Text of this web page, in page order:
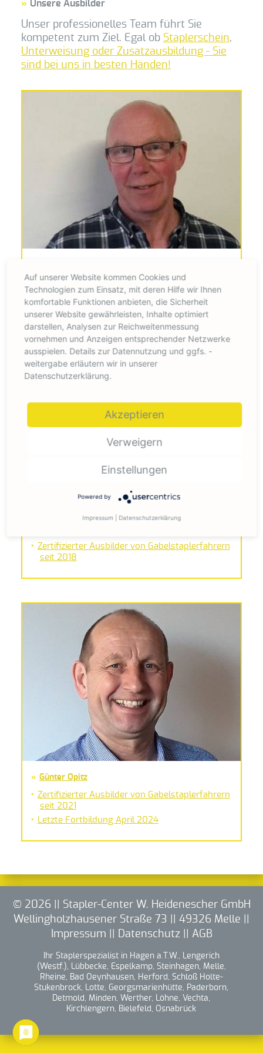
AUSBILDER
ONLINE HILFE
FAQ & DOWNLOADS
Unsere Ausbilder
Unser professionelles Team führt Sie
kompetent zum Ziel. Egal ob Staplerschein,
Unterweisung oder Zusatzausbildung - Sie
sind bei uns in besten Händen!
Zertifizierter Ausbilder von Gabelstaplerfahrern
seit 2015
Letzte Fortbildung April 2024
Zertifizierter Ausbilder von Gabelstaplerfahrern
seit 2018
Günter Opitz
Zertifizierter Ausbilder von Gabelstaplerfahrern
seit 2021
Letzte Fortbildung April 2024
© 2026 || Stapler-Center W. Heidenescher GmbH
Wellingholzhausener Straße 73 || 49326 Melle ||
Impressum
Datenschutz AGB
Ihr Staplerspezialist in Hagen a.T.W., Lengerich
(Westf.), Lübbecke, Espelkamp, Steinhagen, Melle,
Rheine, Bad Oeynhausen, Herford, Schloß Holte-
Stukenbrock, Lotte, Georgsmarienhütte, Paderborn,
Detmold, Minden, Werther, Löhne, Vechta,
Kirchlengern, Bielefeld, Osnabrück
Auf unserer Website kommen Cookies und
Technologien zum Einsatz, mit deren Hilfe wir Ihnen
komfortable Funktionen anbieten, die Sicherheit
unserer Website gewährleisten, Inhalte optimiert
darstellen, Analysen zur Reichweitenmessung
vornehmen und Anzeigen entsprechender Netzwerke
ausspielen. Details zur Datennutzung und ggfs. -
weitergabe erläutern wir in unserer
Datenschutzerklärung.
Akzeptieren
Verweigern
Einstellungen
Powered by
Impressum Datenschutzerklärung